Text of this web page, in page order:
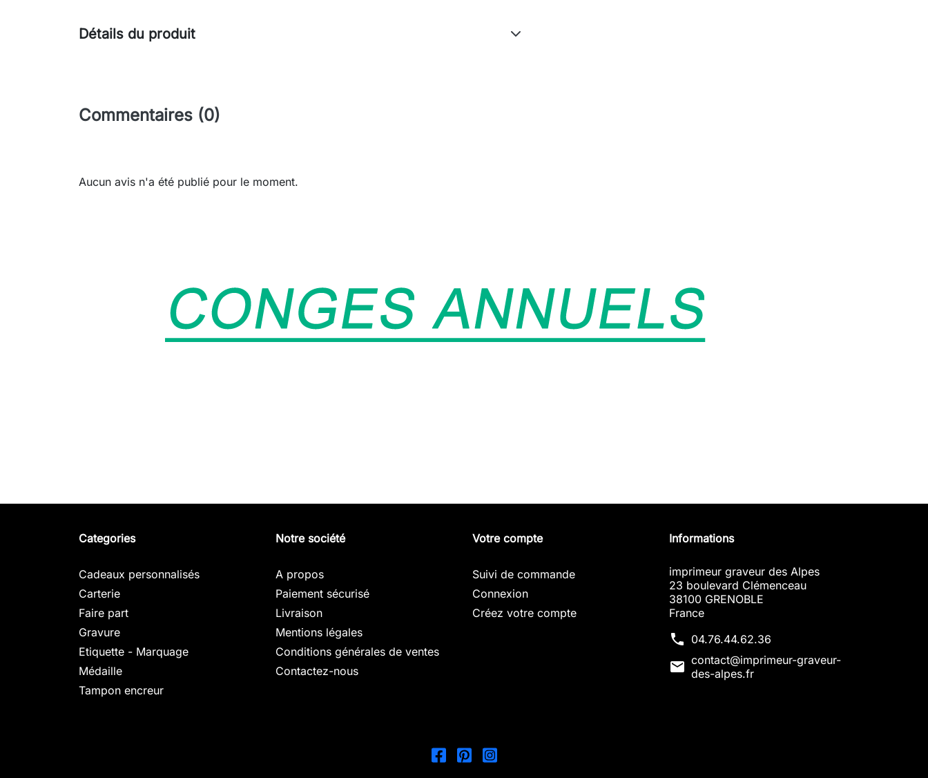
Détails du produit
Commentaires (0)
Aucun avis n'a été publié pour le moment.
Categories
Cadeaux personnalisés
Carterie
Faire part
Gravure
Etiquette - Marquage
Médaille
Tampon encreur
Notre société
A propos
Paiement sécurisé
Livraison
Mentions légales
Conditions générales de ventes
Contactez-nous
Votre compte
Suivi de commande
Connexion
Créez votre compte
Informations
imprimeur graveur des Alpes
23 boulevard Clémenceau
38100 GRENOBLE
France
phone 04.76.44.62.36
mail contact@imprimeur-graveur-
des-alpes.fr